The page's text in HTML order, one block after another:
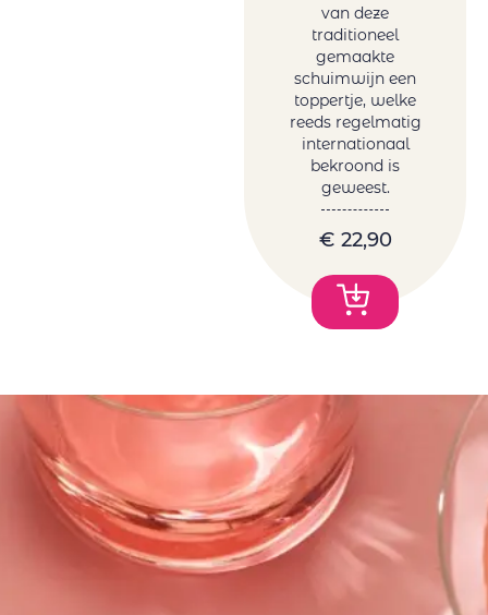
van deze
traditioneel
gemaakte
schuimwijn een
toppertje, welke
reeds regelmatig
internationaal
bekroond is
geweest.
€ 22,90